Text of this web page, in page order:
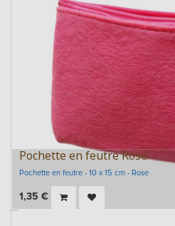
Pochette en feutre Rose
Pochette en feutre - 10 x 15 cm - Rose
1,35 €